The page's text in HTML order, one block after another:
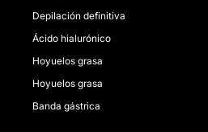
Depilación definitiva
Ácido hialurónico
Hoyuelos grasa
Hoyuelos grasa
Banda gástrica